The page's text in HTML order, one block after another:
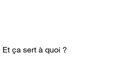
ça sert à quoi ?